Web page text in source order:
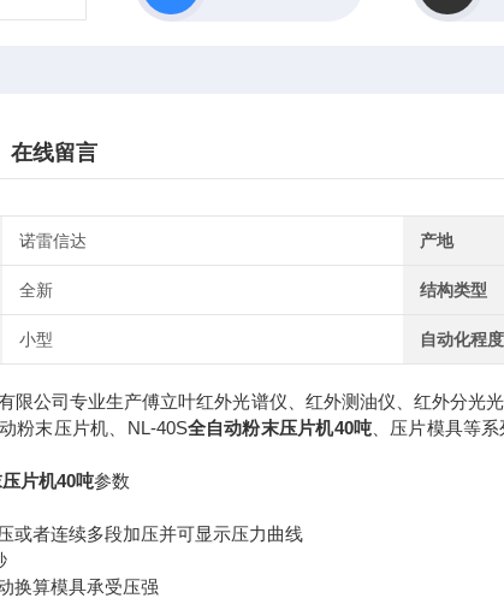
在线留言
诺雷信达 产地
全新 结构类型
小型 自动化程度
限公司专业生产傅立叶红外光谱仪、红外测油仪、红外分光
粉末压片机、NL-40S全自动粉末压片机40吨、压片模具等
片机40吨参数
或者连续多段加压并可显示压力曲线
换算模具承受压强